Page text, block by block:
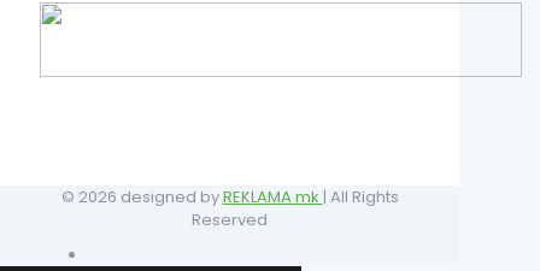
© 2026 designed byREKLAMA mk | All Rights
Reserved